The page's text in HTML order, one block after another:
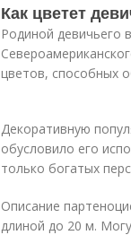
Как цветет
Родиной девичьего
цветов, способных
Декоративную
обусловило его
только богатых
Описание
длиной до 20 м.